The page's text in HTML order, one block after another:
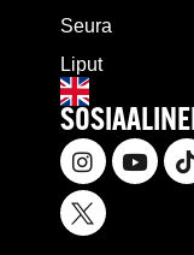
Seura
Liput